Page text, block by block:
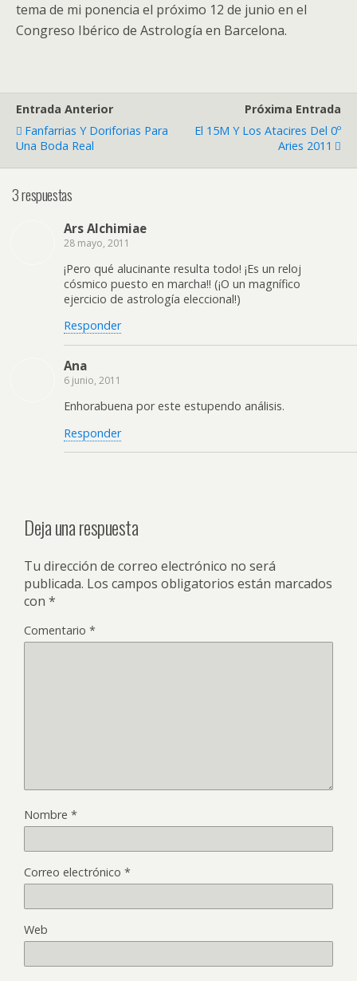
tema de mi ponencia el próximo 12 de junio en el
Congreso Ibérico de Astrología en Barcelona.
Entrada Anterior
Fanfarrias Y Doriforias Para
Una Boda Real
Próxima Entrada
El 15M Y Los Atacires Del 0º
Aries 2011
3 respuestas
Ars Alchimiae
28 mayo, 2011
¡Pero qué alucinante resulta todo! ¡Es un reloj
cósmico puesto en marcha!! (¡O un magnífico
ejercicio de astrología eleccional!)
Responder
Ana
6 junio, 2011
Enhorabuena por este estupendo análisis.
Responder
Deja una respuesta
Tu dirección de correo electrónico no será
publicada. Los campos obligatorios están marcados
con *
Comentario *
Nombre *
Correo electrónico *
Web